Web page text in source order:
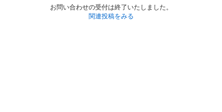
お問い合わせの受付は終了いたしました。
関連投稿をみる